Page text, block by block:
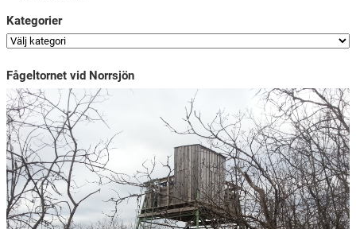
Kategorier
Fågeltornet vid Norrsjön